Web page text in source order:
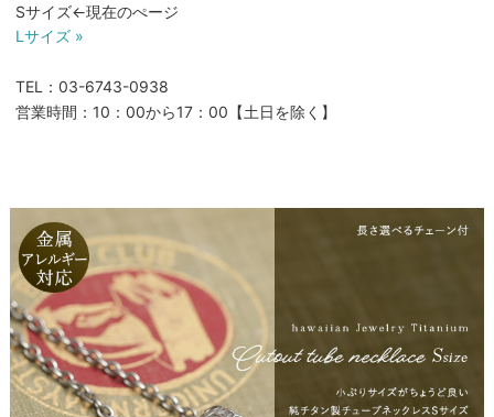
Sサイズ←現在のぺージ
Lサイズ »
TEL：03-6743-0938
営業時間：10：00から17：00【土日を除く】